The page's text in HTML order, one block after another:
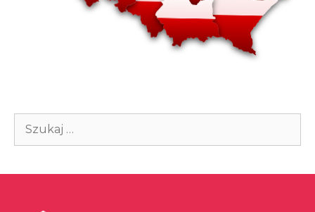
Szukaj: